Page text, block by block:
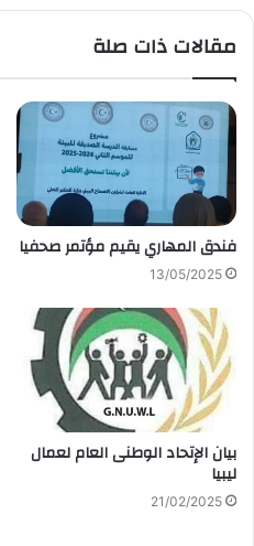
مقالات ذات صلة
فندق المهاري يقيم مؤتمر صحفيا
13/05/2025
بيان الإتحاد الوطنى العام لعمال
ليبيا
21/02/2025